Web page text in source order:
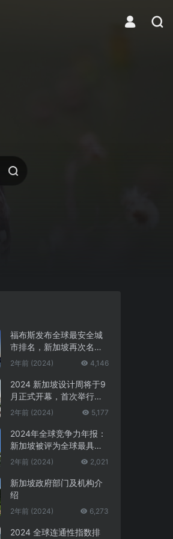
福布斯发布全球最安全城
市排名，新加坡再次名列
第一
2年前 (2024) 4,146
2024 新加坡设计周将于9
月正式开幕，首次举行中
新设计对话
2年前 (2024) 5,177
2024年全球竞争力年报：
新加坡被评为全球最具竞
争力的国家第一名
2年前 (2024) 2,021
新加坡政府部门及机构介
绍
2年前 (2024) 6,273
2024 全球连通性指数排